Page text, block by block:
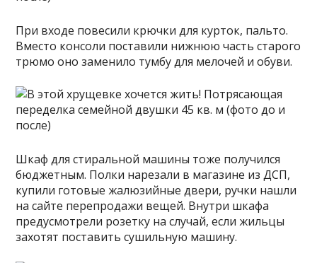
При входе повесили крючки для курток, пальто.
Вместо консоли поставили нижнюю часть старого
трюмо оно заменило тумбу для мелочей и обуви.
Шкаф для стиральной машины тоже получился
бюджетным. Полки нарезали в магазине из ДСП,
купили готовые жалюзийные двери, ручки нашли
на сайте перепродажи вещей. Внутри шкафа
предусмотрели розетку на случай, если жильцы
захотят поставить сушильную машину.